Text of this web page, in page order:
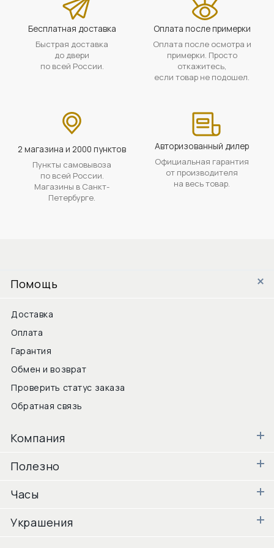
Бесплатная доставка
Быстрая доставка
до двери
по всей России.
Оплата после примерки
Оплата после осмотра и
примерки. Просто
откажитесь,
если товар не подошел.
2 магазина и 2000 пунктов
Пункты самовывоза
по всей России.
Магазины в Санкт-
Петербурге.
Авторизованный дилер
Официальная гарантия
от производителя
на весь товар.
Помощь
Доставка
Оплата
Гарантия
Обмен и возврат
Проверить статус заказа
Обратная связь
Компания
Полезно
Часы
Украшения